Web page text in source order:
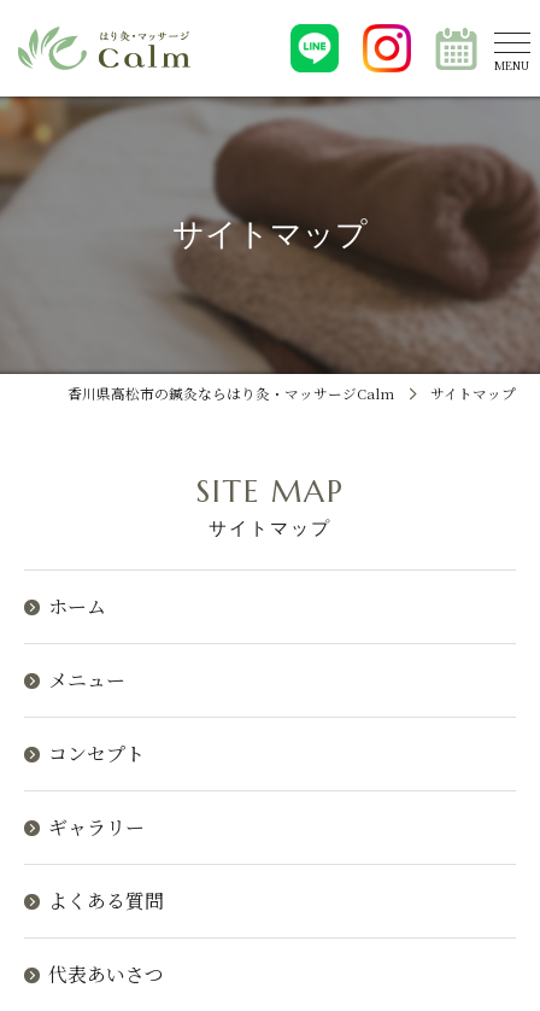
サイトマップ
香川県高松市の鍼灸ならはり灸・マッサージCalm サイトマップ
サイトマップ
SITE MAP
ホーム
メニュー
コンセプト
ギャラリー
よくある質問
代表あいさつ